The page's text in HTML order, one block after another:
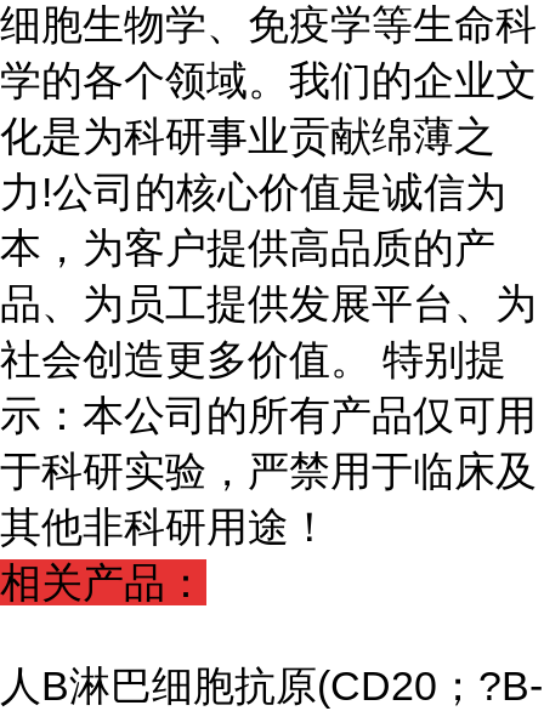
细胞生物学、免疫学等生命科
学的各个领域。我们的企业文
化是为科研事业贡献绵薄之
力!公司的核心价值是诚信为
本，为客户提供高品质的产
品、为员工提供发展平台、为
社会创造更多价值。 特别提
示：本公司的所有产品仅可用
于科研实验，严禁用于临床及
其他非科研用途！
相关产品：
人B淋巴细胞抗原(CD20；?B-